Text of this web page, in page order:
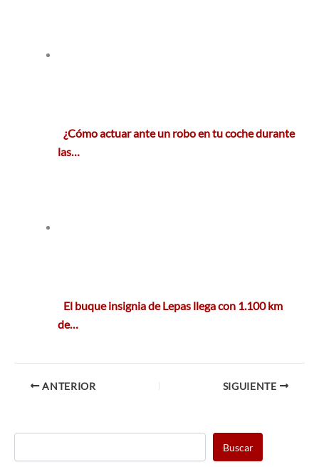
¿Cómo actuar ante un robo en tu coche durante
las…
El buque insignia de Lepas llega con 1.100 km
de…
ANTERIOR SIGUIENTE
Buscar